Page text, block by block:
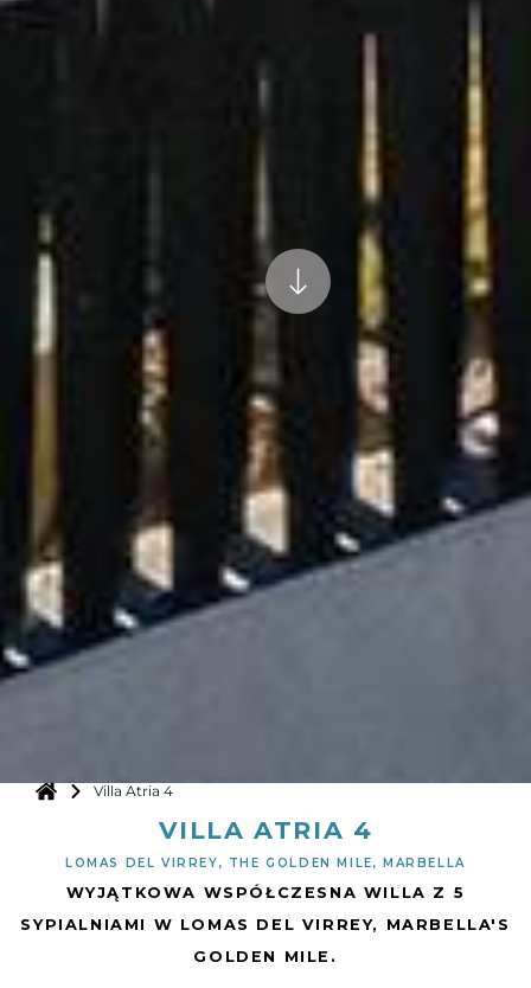
Villa Atria 4
VILLA ATRIA 4
LOMAS DEL VIRREY, THE GOLDEN MILE, MARBELLA
WYJĄTKOWA WSPÓŁCZESNA WILLA Z 5
SYPIALNIAMI W LOMAS DEL VIRREY, MARBELLA'S
GOLDEN MILE.